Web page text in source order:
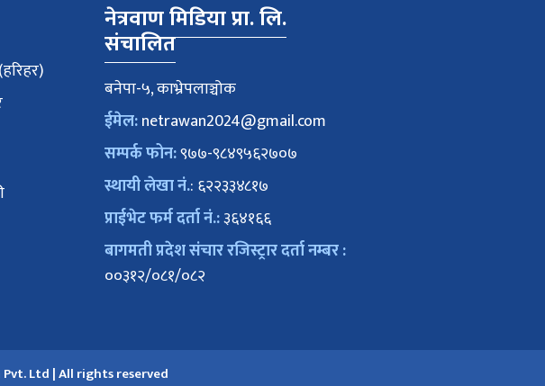
नेत्रवाण मिडिया प्रा. लि.
संचालित
बनेपा-५, काभ्रेपलाञ्चोक
ईमेल:netrawan2024@gmail.com
सम्पर्क फोन:९७७-९८४९५६२७०७
स्थायी लेखा नं.: ६२२३३४८१७
प्राईभेट फर्म दर्ता नं.:३६४१६६
बागमती प्रदेश संचार रजिस्ट्रार दर्ता नम्बर :
००३१२/०८१/०८२
Ltd | All rights reserved